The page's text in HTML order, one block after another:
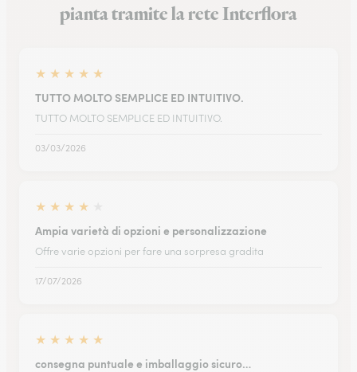
pianta tramite la rete Interflora
★ ★ ★ ★ ★
TUTTO MOLTO SEMPLICE ED INTUITIVO.
TUTTO MOLTO SEMPLICE ED INTUITIVO.
03/03/2026
★ ★ ★ ★
Ampia varietà di opzioni e personalizzazione
Offre varie opzioni per fare una sorpresa gradita
17/07/2026
★ ★ ★ ★ ★
consegna puntuale e imballaggio sicuro…